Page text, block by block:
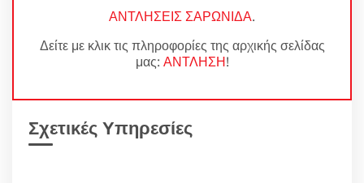
ΑΝΤΛΗΣΕΙΣ ΣΑΡΩΝΙΔΑ.
Δείτε με κλικ τις πληροφορίες της αρχικής σελίδας
μας: ΑΝΤΛΗΣΗ!
Σχετικές Υπηρεσίες